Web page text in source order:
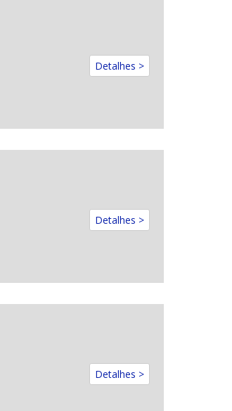
Detalhes >
Detalhes >
Detalhes >